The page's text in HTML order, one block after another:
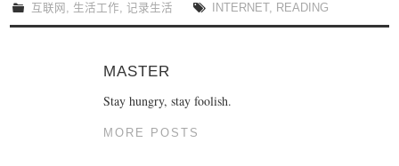
互联网 生活工作 ,记录生活 INTERNET, READING
MASTER
Stay hungry, stay foolish.
MORE POSTS